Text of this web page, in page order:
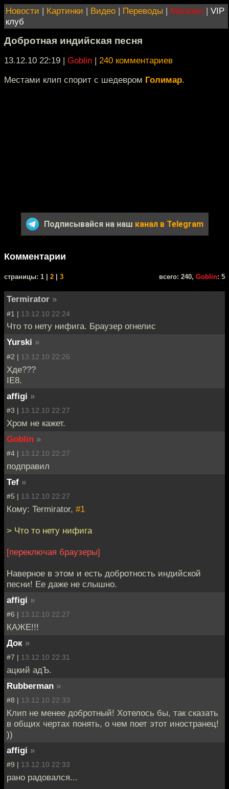
Новости | Картинки | Видео | Переводы | Магазин | VIP
клуб
Добротная индийская песня
13.12.10 22:19 | Goblin | 240 комментариев
Местами клип спорит с шедевром Голимар.
Подписывайся на наш канал в Telegram
Комментарии
cтраницы: 1 | 2 3 всего: 240, Goblin: 5
Termirator »
#1 | 13.12.10 22:24
Что то нету нифига. Браузер огнелис
Yurski »
#2 | 13.12.10 22:26
Хде???
IE8.
affigi »
#3 | 13.12.10 22:27
Хром не кажет.
Goblin »
#4 | 13.12.10 22:27
подправил
Tef »
#5 | 13.12.10 22:27
Кому: Termirator, #1
> Что то нету нифига
[переключая браузеры]
Наверное в этом и есть добротность индийской
песни! Ее даже не слышно.
affigi »
#6 | 13.12.10 22:27
КАЖЕ!!!
Док »
#7 | 13.12.10 22:31
ацкий адЪ.
Rubberman »
#8 | 13.12.10 22:33
Клип не менее добротный! Хотелось бы, так сказать
в общих чертах понять, о чем поет этот иностранец!
))
affigi »
#9 | 13.12.10 22:33
рано радовался...